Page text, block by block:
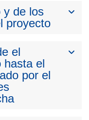
y de los
proyecto
el
hasta el
por el